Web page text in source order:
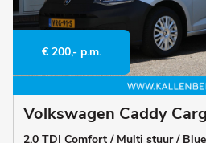
€ 200,- p.m.
Volkswagen Caddy
2.0 TDI Comfort / Multi stuur /